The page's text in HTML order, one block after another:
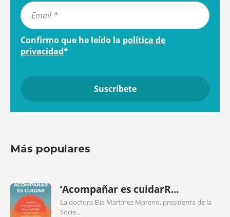
Confirmo que he leído la política de
privacidad*
Más populares
‘Acompañar es cuidarR...
La doctora Elia Martínez Moreno, presidenta de la
Socie...